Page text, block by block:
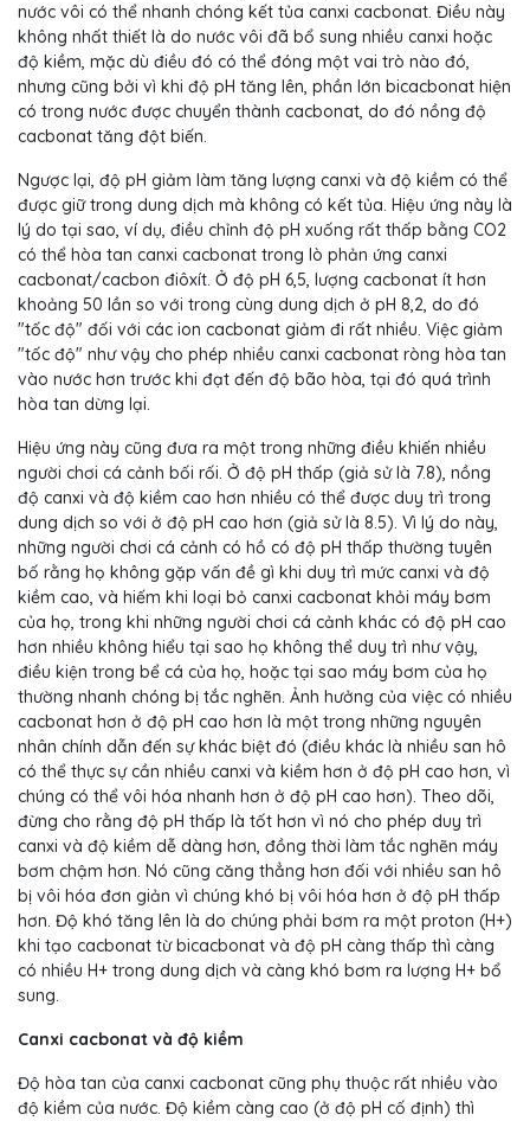
nước vôi có thể nhanh chóng kết tủa canxi cacbonat. Điều này
không nhất thiết là do nước vôi đã bổ sung nhiều canxi hoặc
độ kiềm, mặc dù điều đó có thể đóng một vai trò nào đó,
nhưng cũng bởi vì khi độ pH tăng lên, phần lớn bicacbonat hiện
có trong nước được chuyển thành cacbonat, do đó nồng độ
cacbonat tăng đột biến.
Ngược lại, độ pH giảm làm tăng lượng canxi và độ kiềm có thể
được giữ trong dung dịch mà không có kết tủa. Hiệu ứng này là
lý do tại sao, ví dụ, điều chỉnh độ pH xuống rất thấp bằng CO2
có thể hòa tan canxi cacbonat trong lò phản ứng canxi
cacbonat/cacbon điôxít. Ở độ pH 6,5, lượng cacbonat ít hơn
khoảng 50 lần so với trong cùng dung dịch ở pH 8,2, do đó
"tốc độ" đối với các ion cacbonat giảm đi rất nhiều. Việc giảm
"tốc độ" như vậy cho phép nhiều canxi cacbonat ròng hòa tan
vào nước hơn trước khi đạt đến độ bão hòa, tại đó quá trình
hòa tan dừng lại.
Hiệu ứng này cũng đưa ra một trong những điều khiến nhiều
người chơi cá cảnh bối rối. Ở độ pH thấp (giả sử là 7.8), nồng
độ canxi và độ kiềm cao hơn nhiều có thể được duy trì trong
dung dịch so với ở độ pH cao hơn (giả sử là 8.5). Vì lý do này,
những người chơi cá cảnh có hồ có độ pH thấp thường tuyên
bố rằng họ không gặp vấn đề gì khi duy trì mức canxi và độ
kiềm cao, và hiếm khi loại bỏ canxi cacbonat khỏi máy bơm
của họ, trong khi những người chơi cá cảnh khác có độ pH cao
hơn nhiều không hiểu tại sao họ không thể duy trì như vậy,
điều kiện trong bể cá của họ, hoặc tại sao máy bơm của họ
thường nhanh chóng bị tắc nghẽn. Ảnh hưởng của việc có nhiều
cacbonat hơn ở độ pH cao hơn là một trong những nguyên
nhân chính dẫn đến sự khác biệt đó (điều khác là nhiều san hô
có thể thực sự cần nhiều canxi và kiềm hơn ở độ pH cao hơn, vì
chúng có thể vôi hóa nhanh hơn ở độ pH cao hơn). Theo dõi,
đừng cho rằng độ pH thấp là tốt hơn vì nó cho phép duy trì
canxi và độ kiềm dễ dàng hơn, đồng thời làm tắc nghẽn máy
bơm chậm hơn. Nó cũng căng thẳng hơn đối với nhiều san hô
bị vôi hóa đơn giản vì chúng khó bị vôi hóa hơn ở độ pH thấp
hơn. Độ khó tăng lên là do chúng phải bơm ra một proton (H+)
khi tạo cacbonat từ bicacbonat và độ pH càng thấp thì càng
có nhiều H+ trong dung dịch và càng khó bơm ra lượng H+ bổ
sung.
Canxi cacbonat và độ kiềm
Độ hòa tan của canxi cacbonat cũng phụ thuộc rất nhiều vào
độ kiềm của nước. Độ kiềm càng cao (ở độ pH cố định) thì